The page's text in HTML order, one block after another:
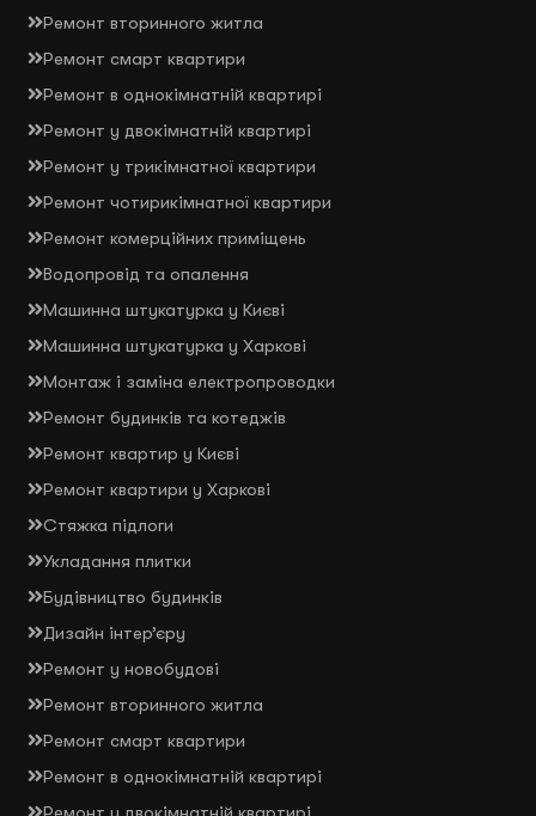
Ремонт вторинного житла
Ремонт смарт квартири
Ремонт в однокімнатній квартирі
Ремонт у двокімнатній квартирі
Ремонт у трикімнатної квартири
Ремонт чотирикімнатної квартири
Ремонт комерційних приміщень
Водопровід та опалення
Машинна штукатурка у Києві
Машинна штукатурка у Харкові
Монтаж і заміна електропроводки
Ремонт будинків та котеджів
Ремонт квартир у Києві
Ремонт квартири у Харкові
Стяжка підлоги
Укладання плитки
Будівництво будинків
Дизайн інтер’єру
Ремонт у новобудові
Ремонт вторинного житла
Ремонт смарт квартири
Ремонт в однокімнатній квартирі